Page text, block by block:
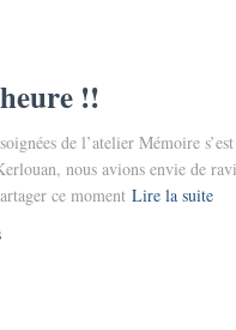
!!
de l’atelier Mémoire
nous avions envie de
ce moment Lire la suite